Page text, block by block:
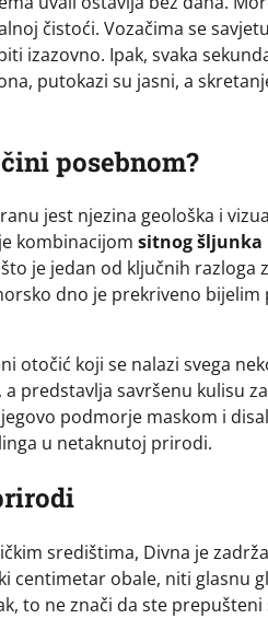
čistoći. Vozačima se
izazovno. Ipak, svaka
putokazi su jasni, a
posebnom?
jest njezina geološka i
kombinacijom sitnog šljunka
je jedan od ključnih razloga
dno je prekriveno
otočić koji se nalazi svega
predstavlja savršenu kulisu
podmorje maskom i
u netaknutoj prirodi.
središtima, Divna je
centimetar obale, niti glasnu
to ne znači da ste prepušteni